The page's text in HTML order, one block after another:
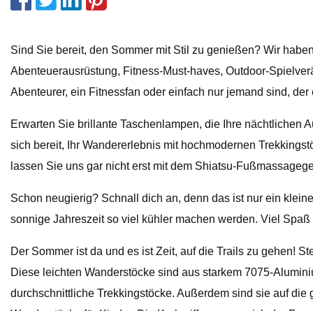
Sind Sie bereit, den Sommer mit Stil zu genießen? Wir
Abenteuerausrüstung, Fitness-Must-haves, Outdoor-
Abenteurer, ein Fitnessfan oder einfach nur jemand sind,
Erwarten Sie brillante Taschenlampen, die Ihre nächtlichen
sich bereit, Ihr Wandererlebnis mit hochmodernen
lassen Sie uns gar nicht erst mit dem Shiatsu-
Schon neugierig? Schnall dich an, denn das ist nur ein
sonnige Jahreszeit so viel kühler machen werden. Viel
Der Sommer ist da und es ist Zeit, auf die Trails zu gehen!
Diese leichten Wanderstöcke sind aus starkem 7075-
durchschnittliche Trekkingstöcke. Außerdem sind sie auf